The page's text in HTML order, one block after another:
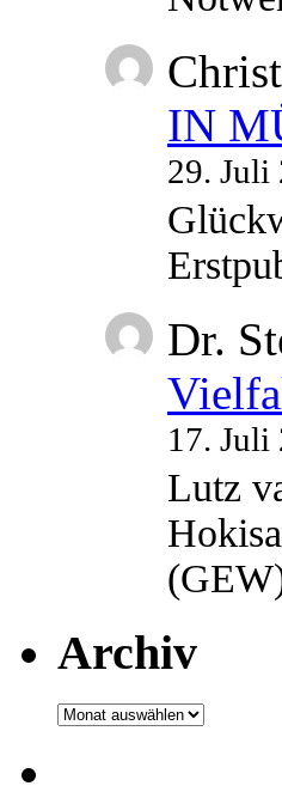
IN
29. Juli
Dr.
17. Juli
Lutz
Archiv
Archiv